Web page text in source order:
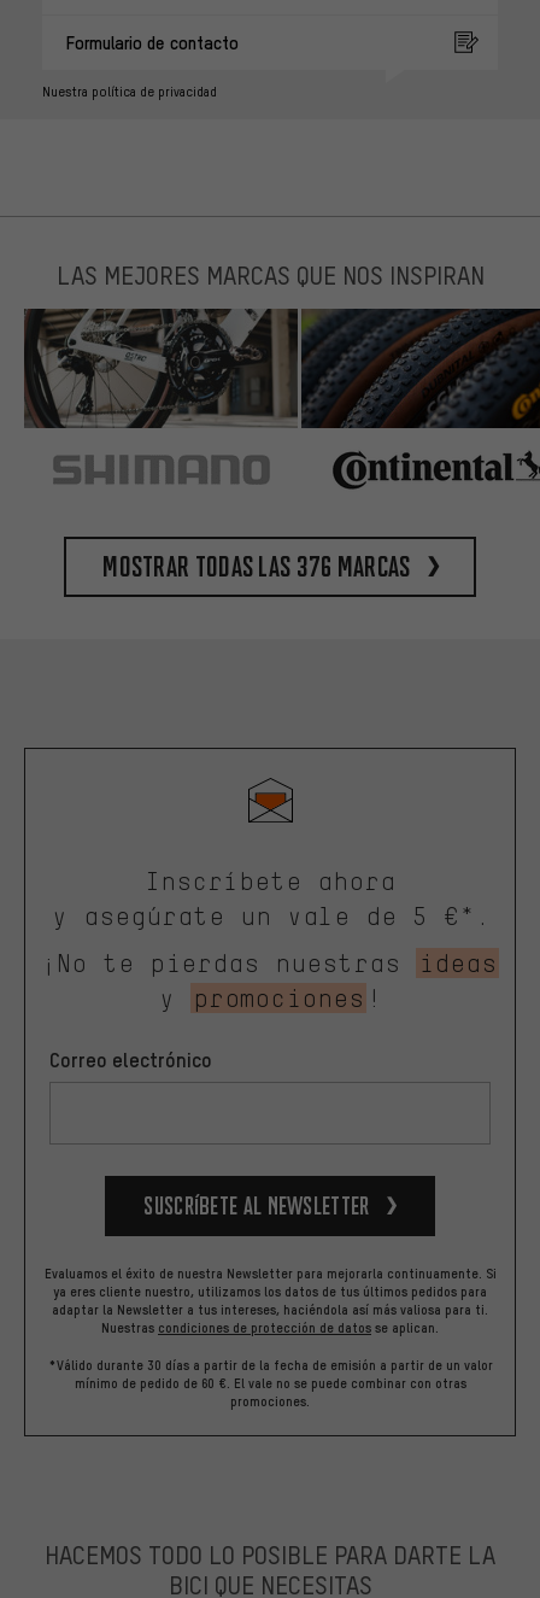
Formulario de contacto
Nuestra política de privacidad
LAS MEJORES MARCAS QUE NOS INSPIRAN
Mostrar todas las 376 marcas
Inscríbete ahora
y asegúrate un vale de 5 €*.
¡No te pierdas nuestras
ideas
y
promociones !
Correo electrónico
Suscríbete al newsletter
Evaluamos el éxito de nuestra Newsletter para mejorarla continuamente. Si
ya eres cliente nuestro, utilizamos los datos de tus últimos pedidos para
adaptar la Newsletter a tus intereses, haciéndola así más valiosa para ti.
Nuestras condiciones de protección de datos se aplican.
*Válido durante 30 días a partir de la fecha de emisión a partir de un valor
mínimo de pedido de 60 €. El vale no se puede combinar con otras
promociones.
HACEMOS TODO LO POSIBLE PARA DARTE LA
BICI QUE NECESITAS